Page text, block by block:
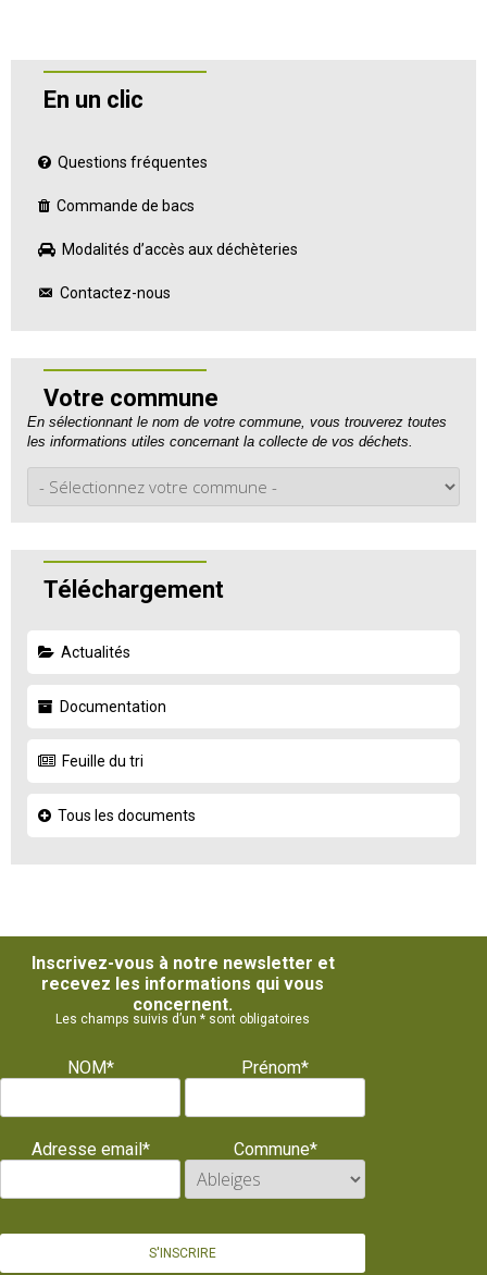
En un clic
Questions fréquentes
Commande de bacs
Modalités d’accès aux déchèteries
Contactez-nous
Votre commune
En sélectionnant le nom de votre commune, vous trouverez toutes
les informations utiles concernant la collecte de vos déchets.
Téléchargement
Actualités
Documentation
Feuille du tri
Tous les documents
Inscrivez-vous à notre newsletter et
recevez les informations qui vous
concernent.
Les champs suivis d’un * sont obligatoires
NOM* Prénom*
Adresse email* Commune*